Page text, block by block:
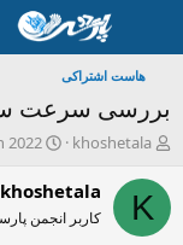
هاست اشتراکی
بررسی سرعت
ش
و
ع
khoshetala
ت
ر
خ
2022
K
khoshetala
کاربر انجمن